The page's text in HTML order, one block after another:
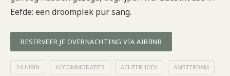
Eefde: een droomplek pur sang.
RESERVEER JE OVERNACHTING VIA AIRBNB
24UURIN ACCOMMODATIES ACHTERHOEK AMSTERDAM